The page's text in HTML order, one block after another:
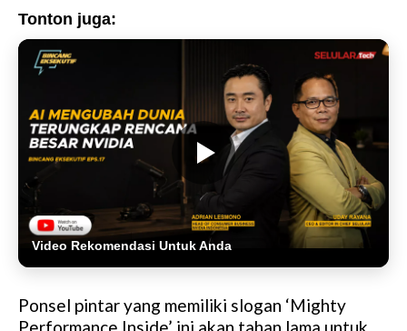
Tonton juga:
Video Rekomendasi Untuk Anda
Ponsel pintar yang memiliki slogan ‘Mighty
Performance Inside’ ini akan tahan lama untuk